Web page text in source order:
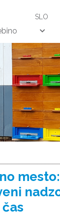
SLO
mesto: